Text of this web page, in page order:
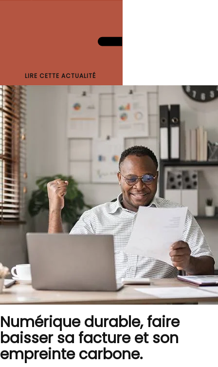
LIRE CETTE ACTUALITÉ
Numérique durable, faire
baisser sa facture et son
empreinte carbone.